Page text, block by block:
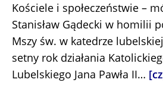
Kościele i społeczeństwie –
Stanisław Gądecki w homilii
Mszy św. w katedrze
setny rok działania
Lubelskiego Jana Pawła II…